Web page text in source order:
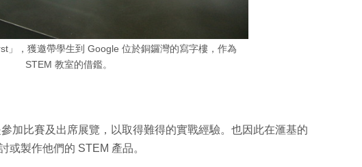
」，獲邀帶學生到 Google 位於銅鑼灣的寫字樓，作為
STEM 教室的借鑑。
加比賽及出席展覽，以取得難得的實戰經驗。也因此在滙基的
或製作他們的 STEM 產品。